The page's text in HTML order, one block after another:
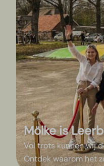
Mölke is
Vol trots kunnen wij
Ontdek waarom het